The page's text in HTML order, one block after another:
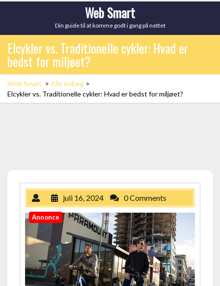
Web Smart
Din guide til at komme godt i gang på nettet
Elcykler vs. Traditionelle cykler: Hvad er
bedst for miljøet?
Web Smart > Alle indlæg >
Elcykler vs. Traditionelle cykler: Hvad er bedst for miljøet?
juli 16, 2024 0 Comments
Annonce